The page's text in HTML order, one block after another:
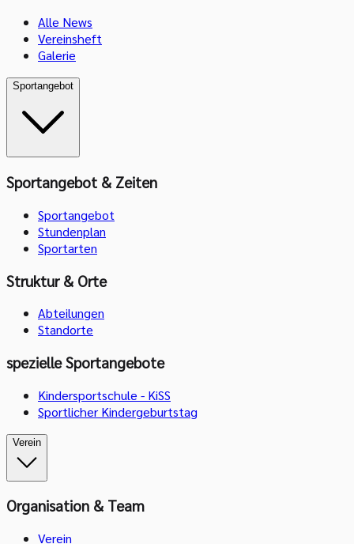
Alle News
Vereinsheft
Galerie
Sportangebot
Sportangebot & Zeiten
Sportangebot
Stundenplan
Sportarten
Struktur & Orte
Abteilungen
Standorte
spezielle Sportangebote
Kindersportschule - KiSS
Sportlicher Kindergeburtstag
Verein
Organisation & Team
Verein